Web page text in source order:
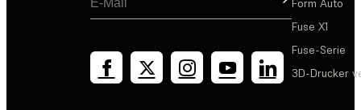
Form Auto
Fuse X1
Fuse-Serie
3D-Drucker